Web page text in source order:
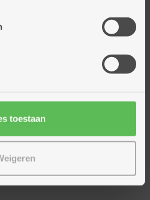
combineren met andere
toestaan